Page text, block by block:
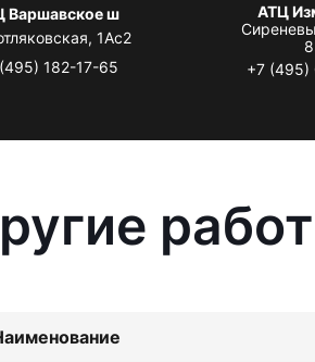
Варшавское ш
1Ас2
182-17-65
АТЦ
+7 (495)